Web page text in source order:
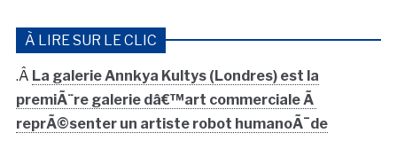
PHOTOS: site web Ai-Da
Date de première publication: 06/06/2022
À LIRE SUR LE CLIC
.Â La galerie Annkya Kultys (Londres) est la
premiÃ¨re galerie dâ€™art commerciale Ã
reprÃ©senter un artiste robot humanoÃ¯de